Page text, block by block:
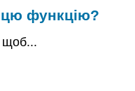
цю функцію?
щоб...